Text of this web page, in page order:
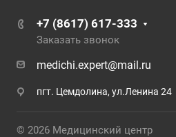
+7 (8617) 617-333
Заказать звонок
medichi.expert@mail.ru
пгт. Цемдолина, ул.Ленина 24
© 2026 Медицинский центр